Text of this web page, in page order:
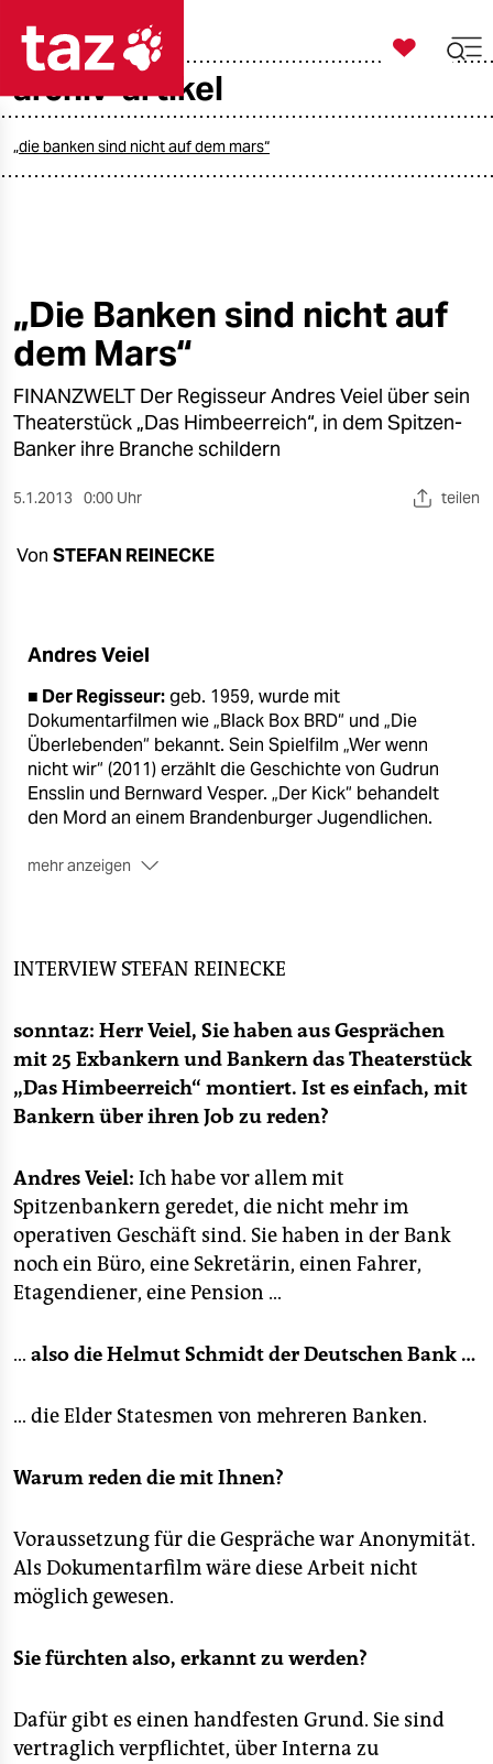
taz zahl ich
öko
gesellschaft
kultur
sport
berlin
nord
verlag
verlag
veranstaltungen
shop
fragen & hilfe
unterstützen

taz zahl ich
archiv-artikel
„die banken sind nicht auf dem mars“
„Die Banken sind nicht auf
dem Mars“
FINANZWELT Der Regisseur Andres Veiel über sein
Theaterstück „Das Himbeerreich“, in dem Spitzen-
Banker ihre Branche schildern
5.1.2013 0:00 Uhr teilen
Von STEFAN REINECKE
Andres Veiel
■ Der Regisseur:geb. 1959, wurde mit
Dokumentarfilmen wie „Black Box BRD“ und „Die
Überlebenden“ bekannt. Sein Spielfilm „Wer wenn
nicht wir“ (2011) erzählt die Geschichte von Gudrun
Ensslin und Bernward Vesper. „Der Kick“ behandelt
den Mord an einem Brandenburger Jugendlichen.
mehr anzeigen
aufgeführt.
INTERVIEW STEFAN REINECKE
sonntaz: Herr Veiel, Sie haben aus Gesprächen
mit 25 Exbankern und Bankern das Theaterstück
„Das Himbeerreich“ montiert. Ist es einfach, mit
Bankern über ihren Job zu reden?
Andres Veiel: Ich habe vor allem mit
Spitzenbankern geredet, die nicht mehr im
operativen Geschäft sind. Sie haben in der Bank
noch ein Büro, eine Sekretärin, einen Fahrer,
Etagendiener, eine Pension …
… also die Helmut Schmidt der Deutschen Bank …
… die Elder Statesmen von mehreren Banken.
Warum reden die mit Ihnen?
Voraussetzung für die Gespräche war Anonymität.
Als Dokumentarfilm wäre diese Arbeit nicht
möglich gewesen.
Sie fürchten also, erkannt zu werden?
Dafür gibt es einen handfesten Grund. Sie sind
vertraglich verpflichtet, über Interna zu